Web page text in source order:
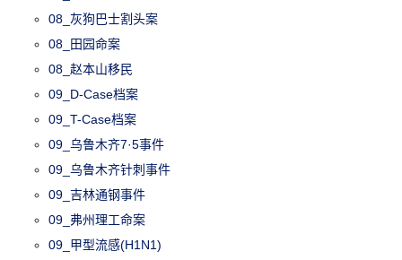
08_灰狗巴士割头案
08_田园命案
08_赵本山移民
09_D-Case档案
09_T-Case档案
09_乌鲁木齐7·5事件
09_乌鲁木齐针刺事件
09_吉林通钢事件
09_弗州理工命案
09_甲型流感(H1N1)